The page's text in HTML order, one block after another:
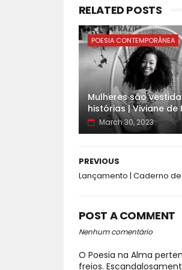
RELATED POSTS
POESIA CONTEMPORÂNEA
Mulheres são
histórias | Viviane de
March 30, 2023
PREVIOUS
Lançamento | Caderno
POST A COMMENT
Nenhum comentário
O Poesia na Alma
freios.